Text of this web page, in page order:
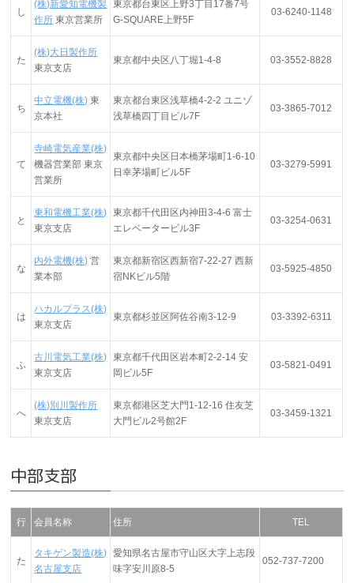
し
(株)新愛知電機製
作所 東京営業所
東京都台東区上野3丁目17番7号
G-SQUARE上野5F
03-6240-1148
た
(株)大日製作所
東京支店
東京都中央区八丁堀1-4-8 03-3552-8828
ち
中立電機(株) 東
京本社
東京都台東区浅草橋4-2-2 ユニゾ
浅草橋四丁目ビル7F
03-3865-7012
て
寺崎電気産業(株)
機器営業部 東京
営業所
東京都中央区日本橋茅場町1-6-10
日幸茅場町ビル5F
03-3279-5991
と
東和電機工業(株)
東京支店
東京都千代田区内神田3-4-6 富士
エレベータービル3F
03-3254-0631
な
内外電機(株) 営
業本部
東京都新宿区西新宿7-22-27 西新
宿NKビル5階
03-5925-4850
は
ハカルプラス(株)
東京支店
東京都杉並区阿佐谷南3-12-9 03-3392-6311
ふ
古川電気工業(株)
東京支店
東京都千代田区岩本町2-2-14 安
岡ビル5F
03-5821-0491
へ
(株)別川製作所
東京支店
東京都港区芝大門1-12-16 住友芝
大門ビル2号館2F
03-3459-1321
中部支部
行 会員名称 住所 TEL
た
タキゲン製造(株)
名古屋支店
愛知県名古屋市守山区大字上志段
味字安川原8-5
052-737-7200